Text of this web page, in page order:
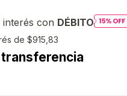
interés con DÉBITO
de $915,83